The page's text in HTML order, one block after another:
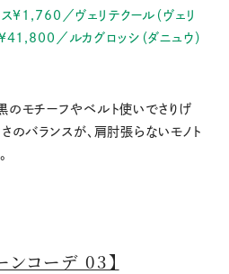
ス¥1,760／ヴェリテクール（ヴェリ
／ルカグロッシ（ダニュウ）
のモチーフやベルト使いでさりげ
のバランスが、肩肘張らないモノト
ンコーデ 03】